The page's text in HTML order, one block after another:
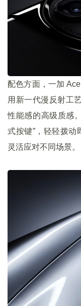
配色方面，一加
用新一代漫反射工
性能感的高级质感
式按键”，轻轻拨动
灵活应对不同场景。